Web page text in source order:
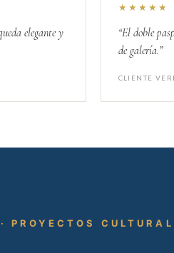
elegante y
★★★★★
“El doble
de galería.”
CLIENTE
PROYECTOS